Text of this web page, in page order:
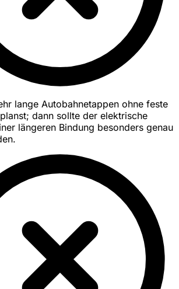
lange Autobahnetappen ohne feste
dann sollte der elektrische
längeren Bindung besonders genau